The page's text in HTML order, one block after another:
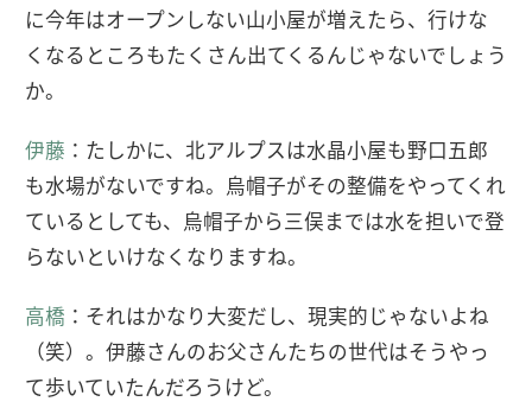
に今年はオープンしない山小屋が増えたら、行けな
くなるところもたくさん出てくるんじゃないでしょう
か。
伊藤 ：たしかに、北アルプスは水晶小屋も野口五郎
も水場がないですね。烏帽子がその整備をやってくれ
ているとしても、烏帽子から三俣までは水を担いで登
らないといけなくなりますね。
高橋 ：それはかなり大変だし、現実的じゃないよね
（笑）。伊藤さんのお父さんたちの世代はそうやっ
て歩いていたんだろうけど。